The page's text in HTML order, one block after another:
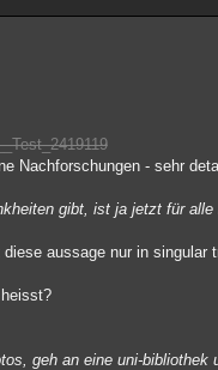
Nachforschungen - sehr
gibt, ist ja jetzt für
aussage nur in
geh an eine uni-